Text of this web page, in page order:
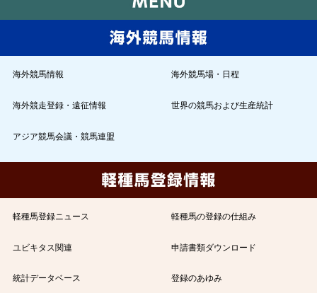
海外競馬情報 海外競馬場・日程
海外競走登録・遠征情報 世界の競馬および生産統計
アジア競馬会議・競馬連盟
軽種馬登録ニュース 軽種馬の登録の仕組み
ユビキタス関連 申請書類ダウンロード
統計データベース 登録のあゆみ